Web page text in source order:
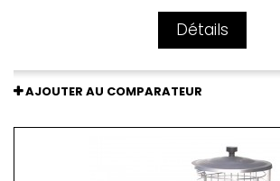
Détails
AJOUTER AU COMPARATEUR